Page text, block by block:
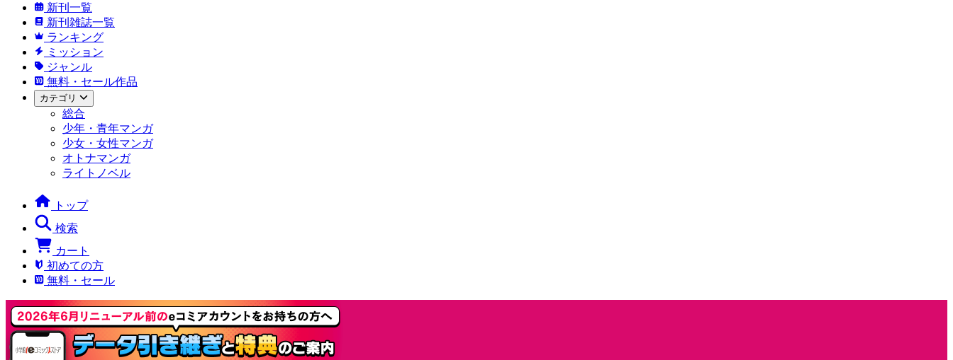
新刊一覧
新刊雑誌一覧
ランキング
ミッション
ジャンル
無料・セール作品
カテゴリ
総合
少年・青年マンガ
少女・女性マンガ
オトナマンガ
ライトノベル
トップ
検索
カート
初めての方
無料・セール